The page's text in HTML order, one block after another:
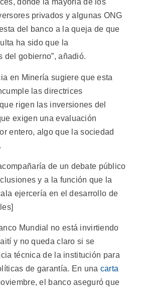
donde la mayoría de los
privados y algunas ONG
del banco a la queja de que
ha sido que la
del gobierno”, añadió.
en Minería sugiere que esta
las directrices
rigen las inversiones del
exigen una evaluación
entero, algo que la sociedad
de un debate público
y a la función que la
ejercería en el desarrollo de
Mundial no está invirtiendo
y no queda claro si se
técnica de la institución para
de garantía. En una carta
el banco aseguró que